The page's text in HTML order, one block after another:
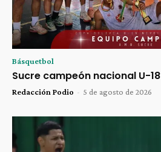
Básquetbol
Sucre campeón nacional U-18
Redacción Podio - 5 de agosto de 2026